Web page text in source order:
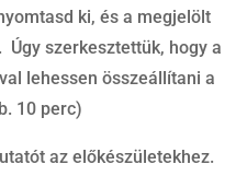
ki, és a megjelölt
szerkesztettük, hogy a
lehessen összeállítani a
10 perc)
az előkészületekhez.